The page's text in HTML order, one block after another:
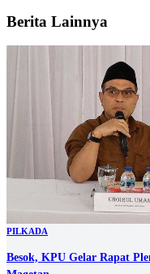
Berita Lainnya
PILKADA
Besok, KPU Gelar Rapat